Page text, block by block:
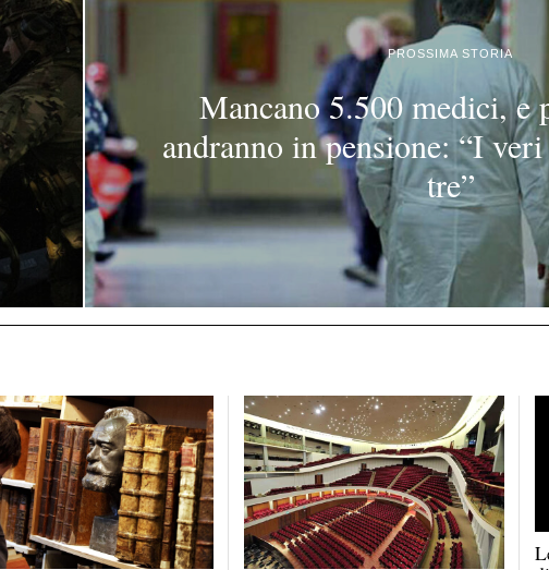
PROSSIMA STORIA
Mancano 5.500 medici, e
andranno in pensione: “I
tre”